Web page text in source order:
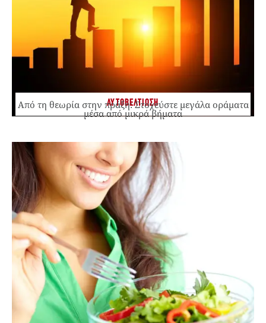
ΑΥΤΟΒΕΛΤΙΩΣΗ
Από τη θεωρία στην πράξη: Στοχεύστε μεγάλα οράματα
μέσα από μικρά βήματα